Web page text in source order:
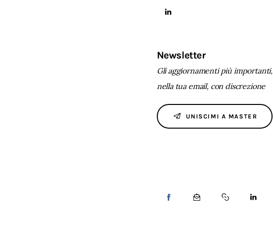
Newsletter
Gli aggiornamenti più importanti,
nella tua email, con discrezione
UNISCIMI A MASTER